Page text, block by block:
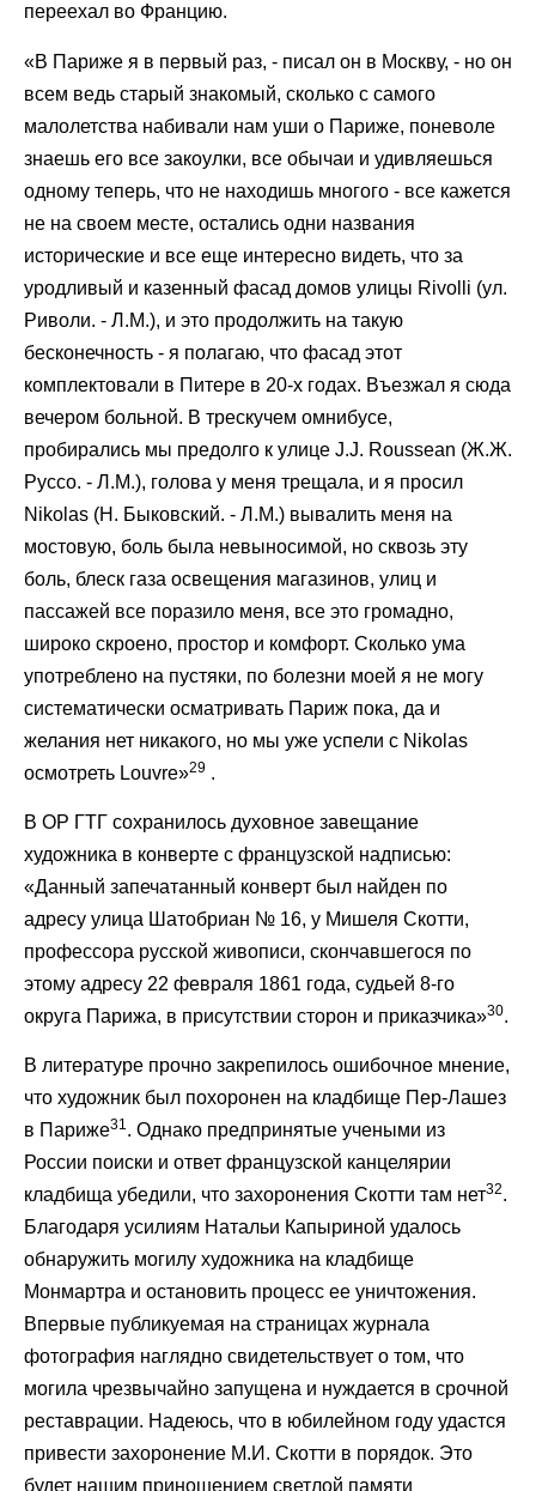
переехал во Францию.
«В Париже я в первый раз, - писал он в Москву, - но он
всем ведь старый знакомый, сколько с самого
малолетства набивали нам уши о Париже, поневоле
знаешь его все закоулки, все обычаи и удивляешься
одному теперь, что не находишь многого - все кажется
не на своем месте, остались одни названия
исторические и все еще интересно видеть, что за
уродливый и казенный фасад домов улицы Rivolli (ул.
Риволи. - Л.М.), и это продолжить на такую
бесконечность - я полагаю, что фасад этот
комплектовали в Питере в 20-х годах. Въезжал я сюда
вечером больной. В трескучем омнибусе,
пробирались мы предолго к улице J.J. Roussean (Ж.Ж.
Руссо. - Л.М.), голова у меня трещала, и я просил
Nikolas (Н. Быковский. - Л.М.) вывалить меня на
мостовую, боль была невыносимой, но сквозь эту
боль, блеск газа освещения магазинов, улиц и
пассажей все поразило меня, все это громадно,
широко скроено, простор и комфорт. Сколько ума
употреблено на пустяки, по болезни моей я не могу
систематически осматривать Париж пока, да и
желания нет никакого, но мы уже успели с Nikolas
осмотреть Louvre»29 .
В ОР ГТГ сохранилось духовное завещание
художника в конверте с французской надписью:
«Данный запечатанный конверт был найден по
адресу улица Шатобриан № 16, у Мишеля Скотти,
профессора русской живописи, скончавшегося по
этому адресу 22 февраля 1861 года, судьей 8-го
округа Парижа, в присутствии сторон и приказчика»30.
В литературе прочно закрепилось ошибочное мнение,
что художник был похоронен на кладбище Пер-Лашез
в Париже31. Однако предпринятые учеными из
России поиски и ответ французской канцелярии
кладбища убедили, что захоронения Скотти там нет32.
Благодаря усилиям Натальи Капыриной удалось
обнаружить могилу художника на кладбище
Монмартра и остановить процесс ее уничтожения.
Впервые публикуемая на страницах журнала
фотография наглядно свидетельствует о том, что
могила чрезвычайно запущена и нуждается в срочной
реставрации. Надеюсь, что в юбилейном году удастся
привести захоронение М.И. Скотти в порядок. Это
будет нашим приношением светлой памяти